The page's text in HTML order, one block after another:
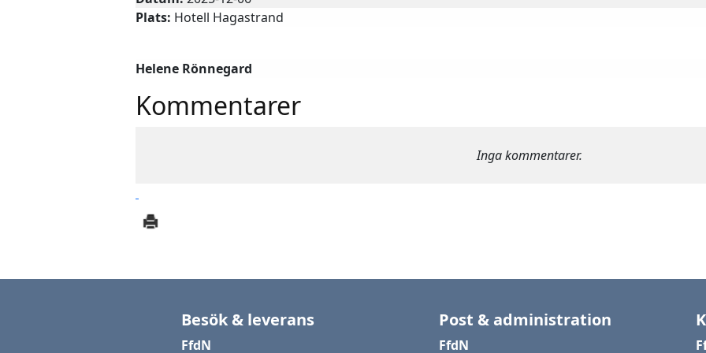
Plats: Hotell Hagastrand
Helene Rönnegard
Kommentarer
Inga kommentarer.
Besök & leverans
FfdN
Post & administration
FfdN